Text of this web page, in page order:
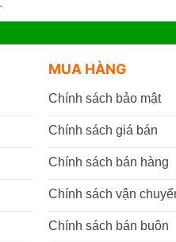
MUA HÀNG
Chính sách bảo mật
Chính sách giá bán
Chính sách bán hàng
Chính sách vận
Chính sách bán buôn